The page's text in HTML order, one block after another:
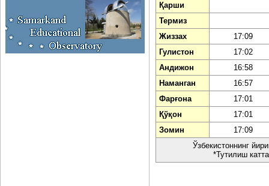
Қарши
Термиз
Жиззах
17:09
Гулистон
17:02
Андижон
16:58
Наманган
16:57
Фарғона
17:01
Қўқон
17:01
Зомин
17:09
Ўзбекистоннинг
*Тутилиш